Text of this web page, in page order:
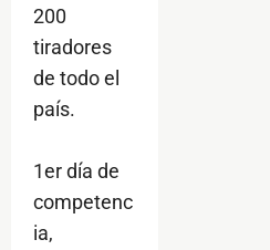
200
tiradores
de todo el
país.
1er día de
competenc
ia,